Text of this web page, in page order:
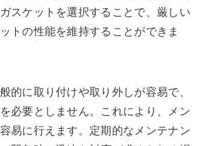
スケットを選択することで、厳しい
トの性能を維持することができま
的に取り付けや取り外しが容易で、
必要としません。これにより、メン
易に行えます。定期的なメンテナン